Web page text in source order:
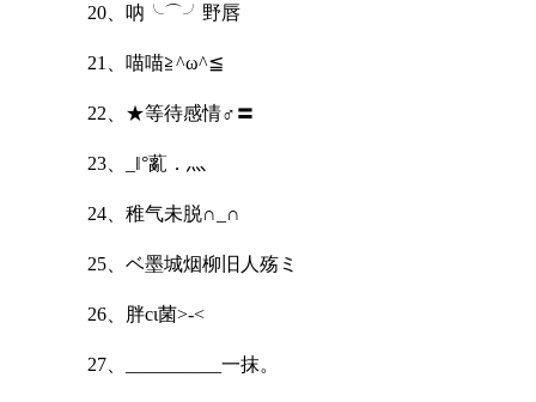
20、呐╰⌒╯野唇
21、喵喵≧^ω^≦
22、★等待感情♂〓
23、_‖°薍．灬
24、稚气未脱∩_∩
25、ベ墨城烟柳旧人殇ミ
26、胖cι菌>-<
27、__________一抹。